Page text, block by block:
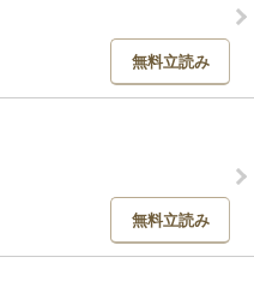
無料立読み
無料立読み